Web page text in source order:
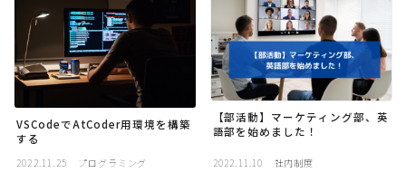
プログラミング
ビジネス
リモートワーク
社内制度
VSCodeでAtCoder用環境を構築
する
2022.11.25 プログラミング
【部活動】マーケティング部、英
語部を始めました！
2022.11.10 社内制度